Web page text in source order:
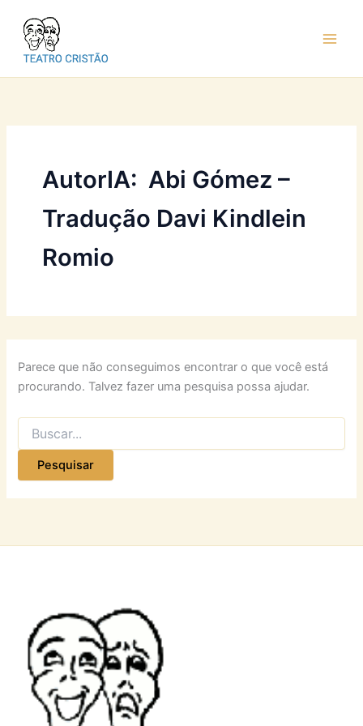
conteúdo
AutorIA: Abi Gómez –
Tradução Davi Kindlein
Romio
Parece que não conseguimos encontrar o que você está
procurando. Talvez fazer uma pesquisa possa ajudar.
Pesquisar
por: